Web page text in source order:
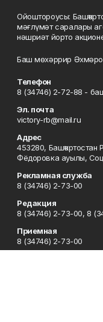
Ойоштороусы:
мәғлүмәт саралары
нәшриәт йорто
Баш мөхәррир
Телефон
8 (34746) 2-72-88 -
Эл. почта
victory-rb@mail.ru
Адрес
453280,
Фёдоровка ауылы,
Рекламная служба
8 (34746) 2-73-00
Редакция
8 (34746) 2-73-00, 8
Приемная
8 (34746) 2-73-00